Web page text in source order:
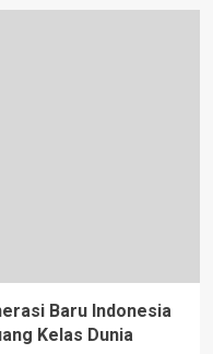
Baru Indonesia
Kelas Dunia